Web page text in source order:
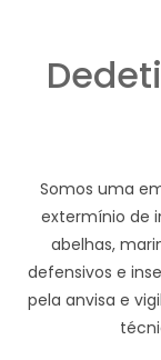
Somos uma
extermínio de
abelhas,
defensivos e
pela anvisa e